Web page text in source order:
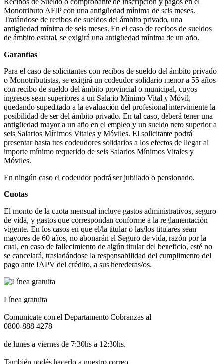
Monotributo AFIP con una antigüedad mínima de seis meses.
Tratándose de recibos de sueldos del ámbito privado, una
antigüedad mínima de seis meses. En el caso de recibos de sueldos
de ámbito estatal, se exigirá una antigüedad mínima de un año.
Garantías
Para el caso de solicitantes con recibos de sueldo del ámbito privado
o Monotributistas, se exigirá un codeudor solidario menor a 55 años
con recibo de sueldo del ámbito provincial o municipal, cuyos
ingresos sean superiores a un Salario Mínimo Vital y Móvil,
quedando supeditado a la evaluación del profesional interviniente la
posibilidad de ser del ámbito privado. En tal caso, deberá tener una
antigüedad mayor a un año en el empleo y un sueldo neto superior a
seis Salarios Mínimos Vitales y Móviles. El solicitante podrá
presentar hasta tres codeudores solidarios a los efectos de llegar al
importe mínimo requerido de seis Salarios Mínimos Vitales y
Móviles.
En ningún caso el codeudor podrá ser jubilado o pensionado.
Cuotas
El monto de la cuota mensual incluye gastos administrativos, seguro
de vida, y gastos que correspondan conforme a la reglamentación
vigente. En los casos en que el/la titular o las/los titulares sean
mayores de 60 años, no abonarán el Seguro de vida, razón por la
cual, en caso de fallecimiento de algún titular del beneficio, esté no
se cancelará, trasladándose la responsabilidad del cumplimento del
pago ante IAPV del crédito, a sus herederas/os.
Línea gratuita
Comunicate con el Departamento Cobranzas al
0800-888 4278
de lunes a viernes de 7:30hs a 12:30hs.
También podés hacerlo a nuestro correo